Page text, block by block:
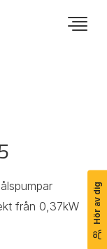
Hör av dig
från 0,37kW